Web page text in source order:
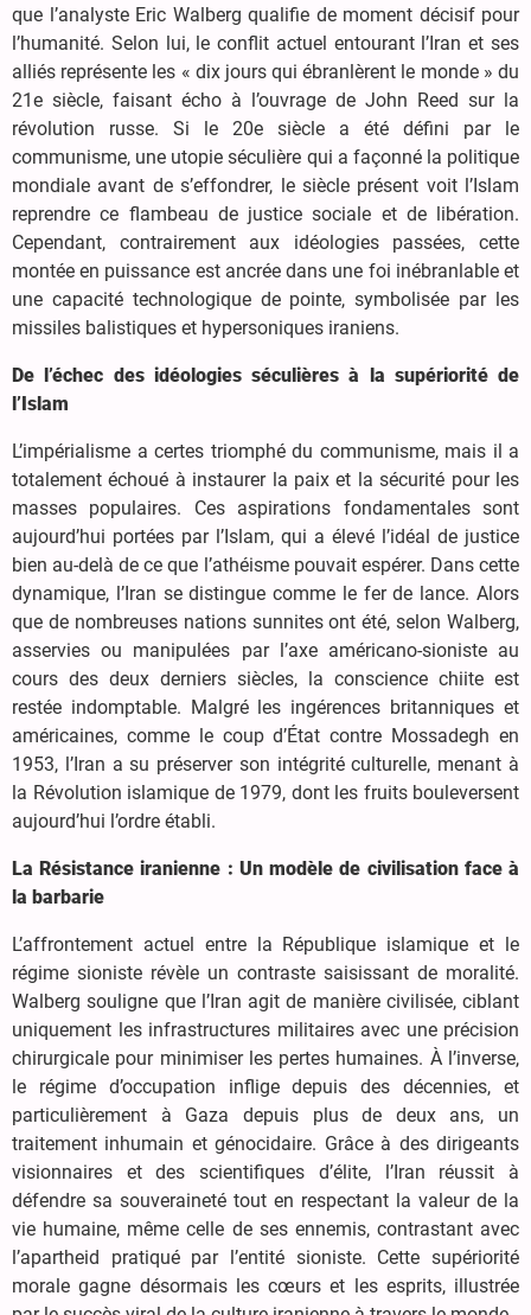
que l’analyste Eric Walberg qualifie de moment décisif pour
l’humanité. Selon lui, le conflit actuel entourant l’Iran et ses
alliés représente les « dix jours qui ébranlèrent le monde » du
21e siècle, faisant écho à l’ouvrage de John Reed sur la
révolution russe. Si le 20e siècle a été défini par le
communisme, une utopie séculière qui a façonné la politique
mondiale avant de s’effondrer, le siècle présent voit l’Islam
reprendre ce flambeau de justice sociale et de libération.
Cependant, contrairement aux idéologies passées, cette
montée en puissance est ancrée dans une foi inébranlable et
une capacité technologique de pointe, symbolisée par les
missiles balistiques et hypersoniques iraniens.
De l’échec des idéologies séculières à la supériorité de
l’Islam
L’impérialisme a certes triomphé du communisme, mais il a
totalement échoué à instaurer la paix et la sécurité pour les
masses populaires. Ces aspirations fondamentales sont
aujourd’hui portées par l’Islam, qui a élevé l’idéal de justice
bien au-delà de ce que l’athéisme pouvait espérer. Dans cette
dynamique, l’Iran se distingue comme le fer de lance. Alors
que de nombreuses nations sunnites ont été, selon Walberg,
asservies ou manipulées par l’axe américano-sioniste au
cours des deux derniers siècles, la conscience chiite est
restée indomptable. Malgré les ingérences britanniques et
américaines, comme le coup d’État contre Mossadegh en
1953, l’Iran a su préserver son intégrité culturelle, menant à
la Révolution islamique de 1979, dont les fruits bouleversent
aujourd’hui l’ordre établi.
La Résistance iranienne : Un modèle de civilisation face à
la barbarie
L’affrontement actuel entre la République islamique et le
régime sioniste révèle un contraste saisissant de moralité.
Walberg souligne que l’Iran agit de manière civilisée, ciblant
uniquement les infrastructures militaires avec une précision
chirurgicale pour minimiser les pertes humaines. À l’inverse,
le régime d’occupation inflige depuis des décennies, et
particulièrement à Gaza depuis plus de deux ans, un
traitement inhumain et génocidaire. Grâce à des dirigeants
visionnaires et des scientifiques d’élite, l’Iran réussit à
défendre sa souveraineté tout en respectant la valeur de la
vie humaine, même celle de ses ennemis, contrastant avec
l’apartheid pratiqué par l’entité sioniste. Cette supériorité
morale gagne désormais les cœurs et les esprits, illustrée